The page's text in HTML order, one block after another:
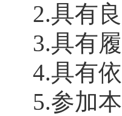
2.具有
3.具有
4.具有
5.参加